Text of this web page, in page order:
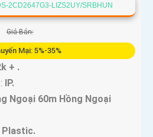
2CD2647G3-LIZS2UY/SRBHUN
Giá Bán:
Mại: 5%-35%
+ .
IP.
Ngoại 60m Hồng Ngoại
Plastic.